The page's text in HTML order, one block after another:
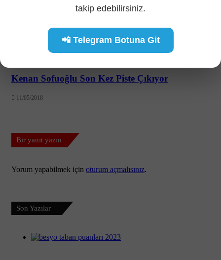
takip edebilirsiniz.
📲 Telegram Botuna Git
Kenan Sofuoğlu Son Kez Piste Çıkıyor
11/05/2018
Bir yanıt yazın
Yorum yapabilmek için oturum açmalısınız.
Son Yazılar